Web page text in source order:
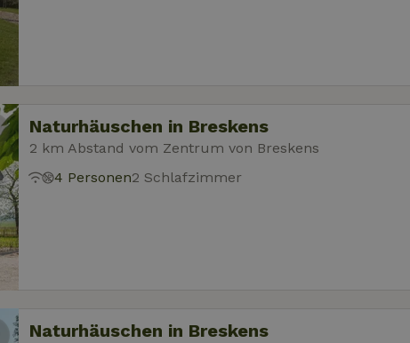
Naturhäuschen in Breskens
2 km Abstand vom Zentrum von Breskens
4 Personen2 Schlafzimmer
Naturhäuschen in Breskens